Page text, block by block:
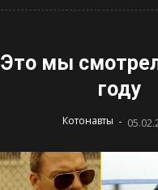
Это мы
году
Котонавты -